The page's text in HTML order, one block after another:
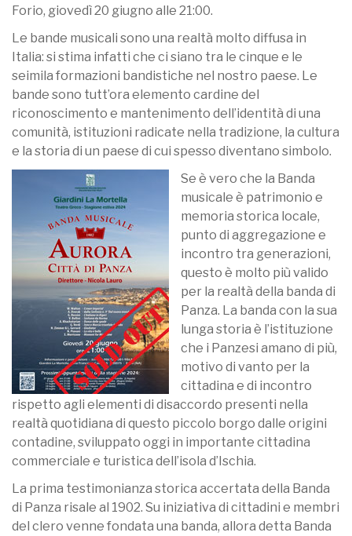
Forio, giovedì 20 giugno alle 21:00.
Le bande musicali sono una realtà molto diffusa in
Italia: si stima infatti che ci siano tra le cinque e le
seimila formazioni bandistiche nel nostro paese. Le
bande sono tutt’ora elemento cardine del
riconoscimento e mantenimento dell’identità di una
comunità, istituzioni radicate nella tradizione, la cultura
e la storia di un paese di cui spesso diventano simbolo.
Se è vero che la Banda
musicale è patrimonio e
memoria storica locale,
punto di aggregazione e
incontro tra generazioni,
questo è molto più valido
per la realtà della banda di
Panza. La banda con la sua
lunga storia è l’istituzione
che i Panzesi amano di più,
motivo di vanto per la
cittadina e di incontro
rispetto agli elementi di disaccordo presenti nella
realtà quotidiana di questo piccolo borgo dalle origini
contadine, sviluppato oggi in importante cittadina
commerciale e turistica dell’isola d’Ischia.
La prima testimonianza storica accertata della Banda
di Panza risale al 1902. Su iniziativa di cittadini e membri
del clero venne fondata una banda, allora detta Banda